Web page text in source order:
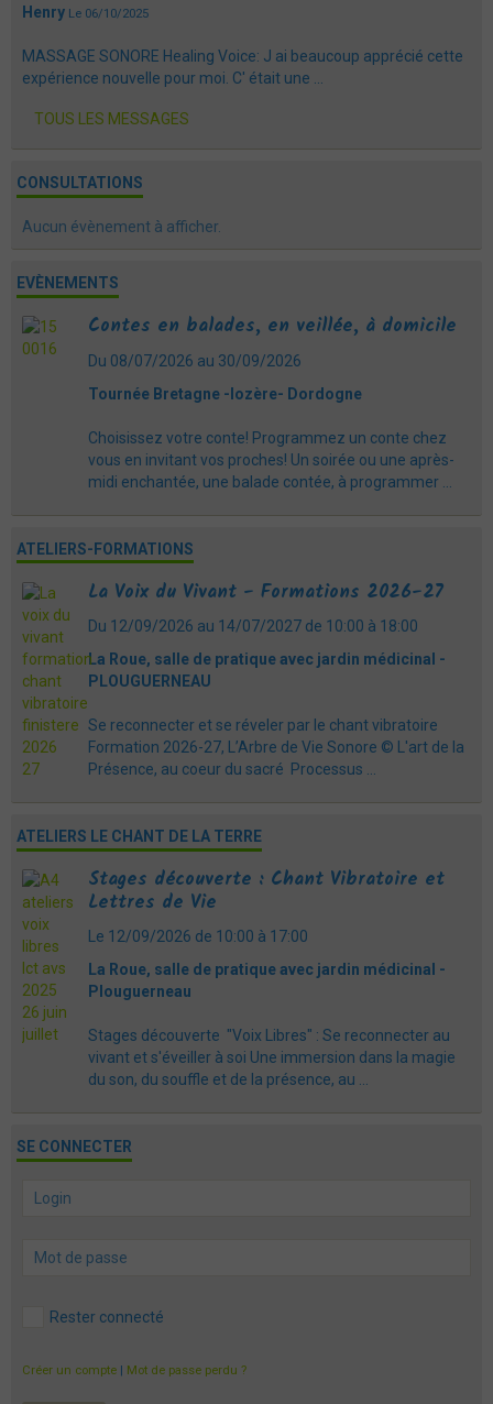
Henry Le 06/10/2025
MASSAGE SONORE Healing Voice: J ai beaucoup apprécié cette
expérience nouvelle pour moi. C' était une ...
TOUS LES MESSAGES
CONSULTATIONS
Aucun évènement à afficher.
EVÈNEMENTS
Contes en balades, en veillée, à domicile
Du 08/07/2026 au 30/09/2026
Tournée Bretagne -lozère- Dordogne
Choisissez votre conte! Programmez un conte chez
vous en invitant vos proches! Un soirée ou une après-
midi enchantée, une balade contée, à programmer ...
ATELIERS-FORMATIONS
La Voix du Vivant - Formations 2026-27
Du 12/09/2026 au 14/07/2027 de 10:00 à 18:00
La Roue, salle de pratique avec jardin médicinal -
PLOUGUERNEAU
Se reconnecter et se réveler par le chant vibratoire
Formation 2026-27, L’Arbre de Vie Sonore © L'art de la
Présence, au coeur du sacré Processus ...
ATELIERS LE CHANT DE LA TERRE
Stages découverte : Chant Vibratoire et
Lettres de Vie
Le 12/09/2026 de 10:00 à 17:00
La Roue, salle de pratique avec jardin médicinal -
Plouguerneau
Stages découverte "Voix Libres" : Se reconnecter au
vivant et s'éveiller à soi Une immersion dans la magie
du son, du souffle et de la présence, au ...
SE CONNECTER
Rester connecté
Créer un compte Mot de passe perdu ?